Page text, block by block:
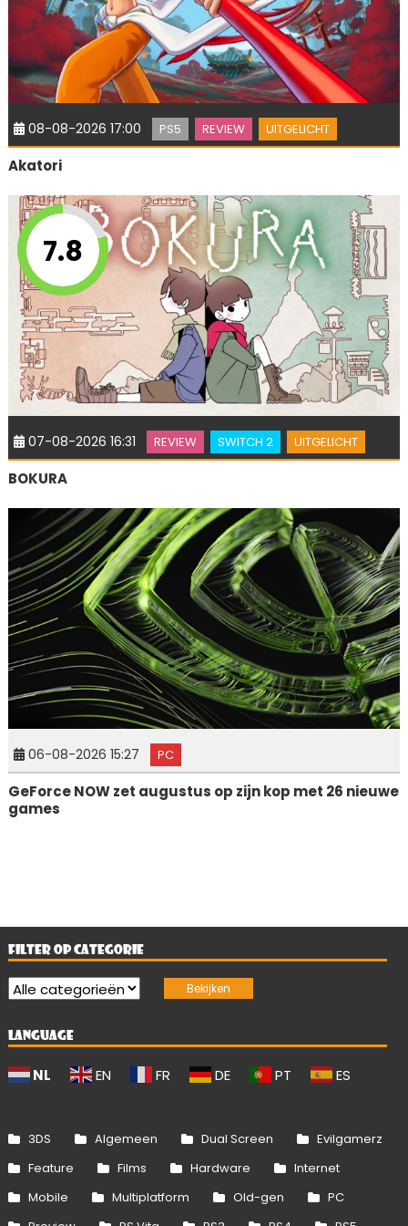
08-08-2026 17:00 PS5 REVIEW UITGELICHT
Akatori
7.8
07-08-2026 16:31 REVIEW SWITCH 2 UITGELICHT
BOKURA
06-08-2026 15:27 PC
GeForce NOW zet augustus op zijn kop met 26 nieuwe
games
FILTER OP CATEGORIE
LANGUAGE
NL EN FR DE PT ES
3DS Algemeen Dual Screen
Evilgamerz
Feature
Films Hardware
Internet
Mobile
Multiplatform Old-gen
PC